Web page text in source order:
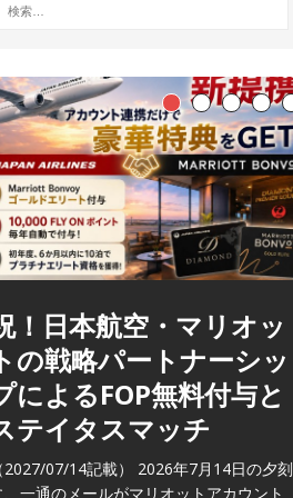
！日本航空・マリオッ
の戦略パートナーシッ
によるFOP無料付与と
テイタスマッチ
2027/07/14記載） 2026年7月14日の夕刻
、一通のメールがマリオットアカウント
ウンジ 華 那覇空港
05)
2026/06/07記載） 2026年5月下旬の平日
那覇を訪れた際に利用した。 こちらのラ
ジ
[…]